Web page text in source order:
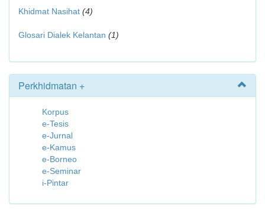
Khidmat Nasihat (4)
Glosari Dialek Kelantan (1)
Perkhidmatan +
Korpus
e-Tesis
e-Jurnal
e-Kamus
e-Borneo
e-Seminar
i-Pintar